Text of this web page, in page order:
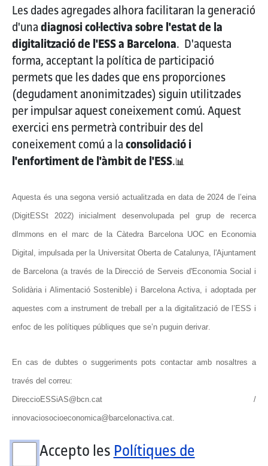
Les dades agregades alhora facilitaran la generació
d'unadiagnosi col·lectiva sobre l'estat de la
digitalització de l'ESS a Barcelona. D'aquesta
forma, acceptant la política de participació
permets que les dades que ens proporciones
(degudament anonimitzades) siguin utilitzades
per impulsar aquest coneixement comú. Aquest
exercici ens permetrà contribuir des del
coneixement comú a laconsolidació i
l'enfortiment de l'àmbit de l'ESS.📊
Aquesta és una segona versió actualitzada en data de 2024 de l’eina
(DigitESSt 2022) inicialment desenvolupada pel grup de recerca
dImmons en el marc de la Càtedra Barcelona UOC en Economia
Digital, impulsada per la Universitat Oberta de Catalunya, l'Ajuntament
de Barcelona (a través de la Direcció de Serveis d'Economia Social i
Solidària i Alimentació Sostenible) i Barcelona Activa, i adoptada per
aquestes com a instrument de treball per a la digitalització de l’ESS i
enfoc de les polítiques públiques que se’n puguin derivar
En cas de dubtes o suggeriments pots contactar amb nosaltres a
través del correu:
DireccioESSiAS@bcn.cat /
innovaciosocioeconomica@barcelonactiva.cat.
Accepto les Polítiques de